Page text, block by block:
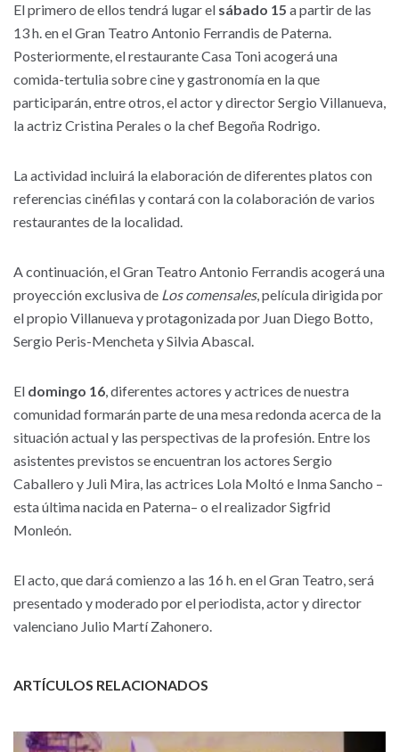
El primero de ellos tendrá lugar el sábado 15 a partir de las
13 h. en el Gran Teatro Antonio Ferrandis de Paterna.
Posteriormente, el restaurante Casa Toni acogerá una
comida-tertulia sobre cine y gastronomía en la que
participarán, entre otros, el actor y director Sergio Villanueva,
la actriz Cristina Perales o la chef Begoña Rodrigo.
La actividad incluirá la elaboración de diferentes platos con
referencias cinéfilas y contará con la colaboración de varios
restaurantes de la localidad.
A continuación, el Gran Teatro Antonio Ferrandis acogerá una
proyección exclusiva de Los comensales, película dirigida por
el propio Villanueva y protagonizada por Juan Diego Botto,
Sergio Peris-Mencheta y Silvia Abascal.
El domingo 16, diferentes actores y actrices de nuestra
comunidad formarán parte de una mesa redonda acerca de la
situación actual y las perspectivas de la profesión. Entre los
asistentes previstos se encuentran los actores Sergio
Caballero y Juli Mira, las actrices Lola Moltó e Inma Sancho –
esta última nacida en Paterna– o el realizador Sigfrid
Monleón.
El acto, que dará comienzo a las 16 h. en el Gran Teatro, será
presentado y moderado por el periodista, actor y director
valenciano Julio Martí Zahonero.
ARTÍCULOS RELACIONADOS